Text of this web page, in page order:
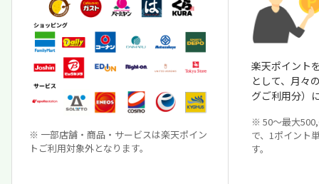
※ 一部店舗・商品・サービスは楽天ポイン
トご利用対象外となります。
楽天ポイント
として、月々
グご利用分）
※ 50～最大
で、1ポイント
す。